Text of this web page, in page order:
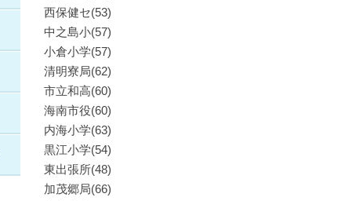
西保健セ(53)
中之島小(57)
小倉小学(57)
清明寮局(62)
市立和高(60)
海南市役(60)
内海小学(63)
黒江小学(54)
東出張所(48)
加茂郷局(66)